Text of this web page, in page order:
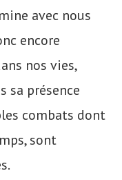
avec nous
encore
nos vies,
sa présence
combats dont
sont